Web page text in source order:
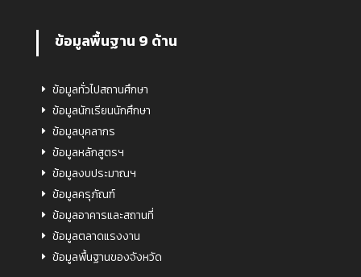
ข้อมูลพื้นฐาน 9 ด้าน
ข้อมูลทั่วไปสถานศึกษา
ข้อมูลนักเรียนนักศึกษา
ข้อมูลบุคลากร
ข้อมูลหลักสูตรฯ
ข้อมูลงบประมาณฯ
ข้อมูลครุภัณฑ์
ข้อมูลอาคารและสถานที่
ข้อมูลตลาดแรงงาน
ข้อมูลพื้นฐานของจังหวัด